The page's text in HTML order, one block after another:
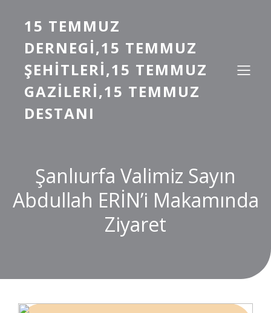
15 TEMMUZ
DERNEGI,15 TEMMUZ
ŞEHITLERI,15 TEMMUZ
GAZILERI,15 TEMMUZ
DESTANI
Şanlıurfa Valimiz Sayın
Abdullah ERİN’i Makamında
Ziyaret